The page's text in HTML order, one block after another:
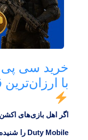
خرید سی‌ پی
با
اگر اهل بازی‌های
Duty Mobile را